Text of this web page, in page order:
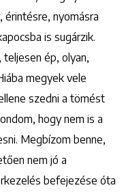
érintésre, nyomásra
is sugárzik.
ép, olyan,
megyek vele
szedni a tömést
hogy nem is a
Megbízom benne,
nem jó a
befejezése óta